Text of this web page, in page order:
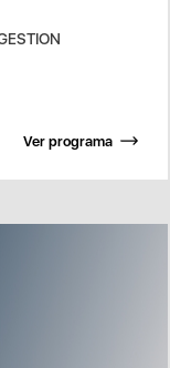
Ver programa